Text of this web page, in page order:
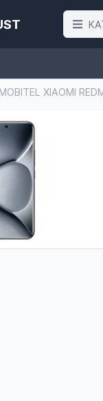
MOBITEL XIAOMI